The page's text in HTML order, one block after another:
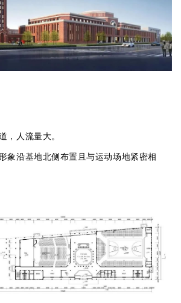
，人流量大。
象沿基地北侧布置且与运动场地紧密相